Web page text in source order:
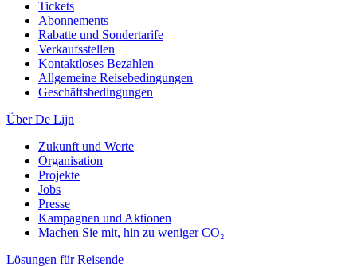
Tickets
Abonnements
Rabatte und Sondertarife
Verkaufsstellen
Kontaktloses Bezahlen
Allgemeine Reisebedingungen
Geschäftsbedingungen
Über De Lijn
Zukunft und Werte
Organisation
Projekte
Jobs
Presse
Kampagnen und Aktionen
Machen Sie mit, hin zu weniger CO₂
Lösungen für Reisende